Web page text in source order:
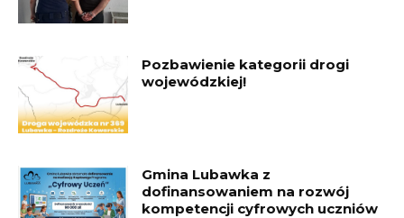
Pozbawienie kategorii drogi
wojewódzkiej!
Gmina Lubawka z
dofinansowaniem na rozwój
kompetencji cyfrowych uczniów